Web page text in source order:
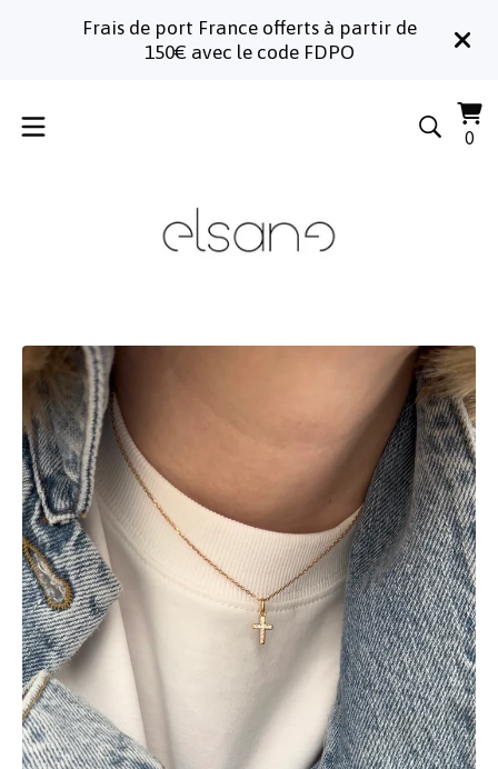
Frais de port France offerts à partir de
150€ avec le code FDPO
0